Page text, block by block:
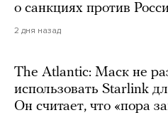
о санкциях против
2 дня назад
The Atlantic: Маск не
использовать Starlink
Он считает, что «пора